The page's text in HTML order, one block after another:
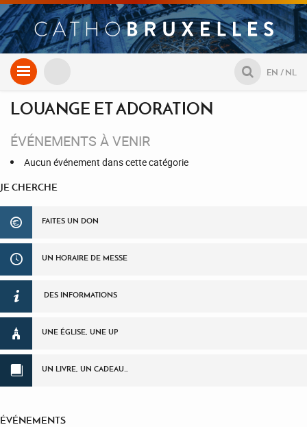
Aller
au
NL
EN
LOUANGE ET ADORATION
ÉVÉNEMENTS À VENIR
Aucun événement dans cette catégorie
JE CHERCHE
FAITES UN DON
UN HORAIRE DE MESSE
DES INFORMATIONS
UNE ÉGLISE, UNE UP
UN LIVRE, UN CADEAU…
ÉVÉNEMENTS